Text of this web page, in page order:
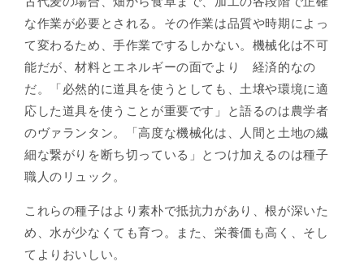
な作業が必要とされる。その作業は品質や時期によっ
て変わるため、手作業でするしかない。機械化は不可
能だが、材料とエネルギーの面でより 経済的なの
だ。「必然的に道具を使うとしても、土壌や環境に適
応した道具を使うことが重要です」と語るのは農学者
のヴァランタン。「高度な機械化は、人間と土地の繊
細な繋がりを断ち切っている」とつけ加えるのは種子
職人のリュック。
これらの種子はより素朴で抵抗力があり、根が深いた
め、水が少なくても育つ。また、栄養価も高く、そし
てよりおいしい。